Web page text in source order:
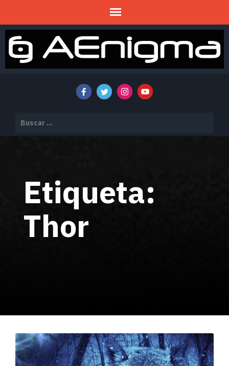
Etiqueta:
Thor